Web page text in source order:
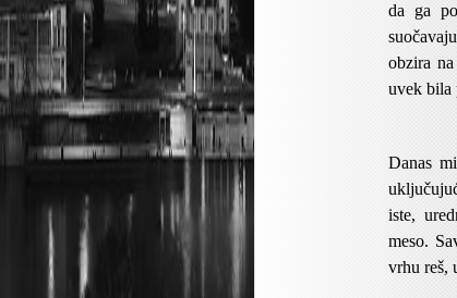
da ga
obzira
uvek bila
Danas
iste,
meso.
vrhu reš,